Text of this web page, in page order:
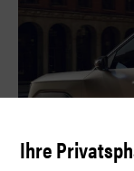
Ihre